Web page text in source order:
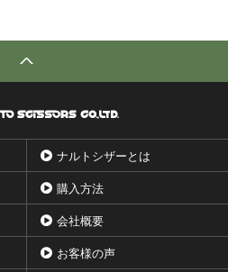
ナルトシザーとは
購入方法
会社概要
お客様の声